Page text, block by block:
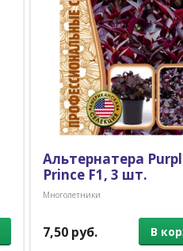
Альтернатера
Prince F1, 3 шт.
Многолетники
7,50 руб. В